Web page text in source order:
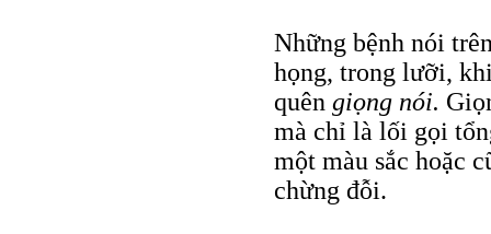
Những bệnh nói
họng, trong lưỡi,
quên giọng nói.
mà chỉ là lối gọi
một màu sắc hoặc
chừng đỗi.